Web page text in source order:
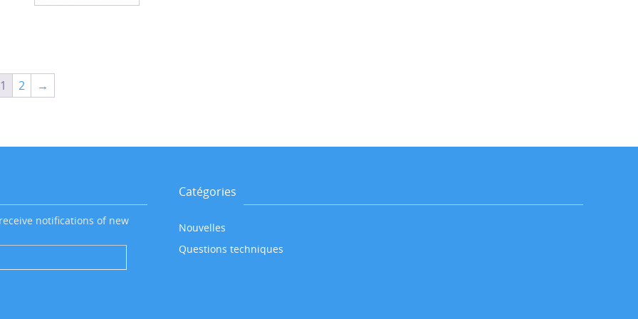
1 2 →
notifications of new
Catégories
Nouvelles
Questions techniques